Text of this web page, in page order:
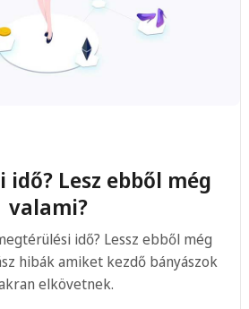
Lesz ebből még
valami?
idő? Lessz ebből még
hibák amiket kezdő bányászok
elkövetnek.